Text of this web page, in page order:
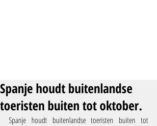
Spanje houdt buitenlandse
toeristen buiten tot oktober.
Spanje houdt buitenlandse toeristen buiten tot